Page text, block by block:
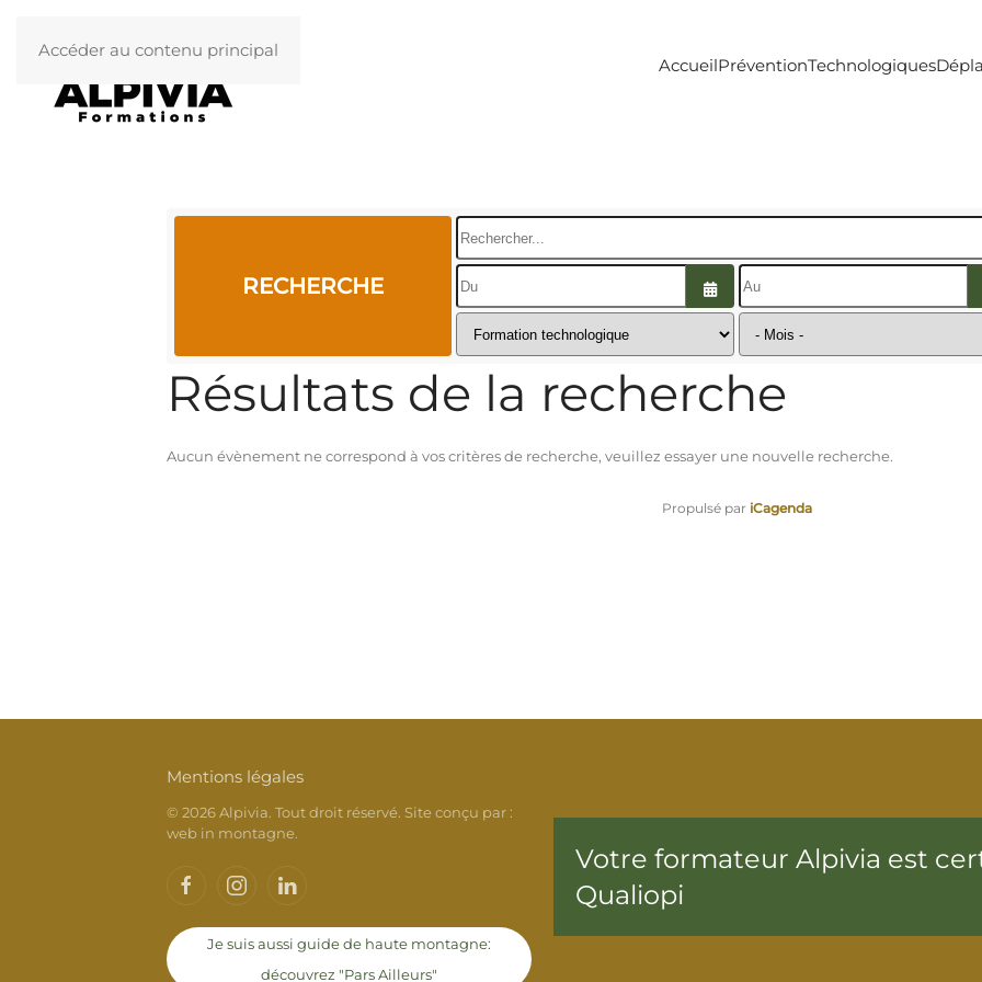
Accéder au contenu principal
AccueilPréventionTechnologiques
RECHERCHE
Rechercher...
Ouvrir le calendrier
Résultats de la recherche
Aucun évènement ne correspond à vos critères de recherche, veuillez essayer une nouvelle recherche.
Propulsé par iCagenda
Mentions légales
© 2026Alpivia. Tout droit réservé. Site conçu par :
web in montagne.
Je suis aussi guide de haute montagne:
découvrez "Pars Ailleurs"
Votre formateur Alpivia est
Qualiopi